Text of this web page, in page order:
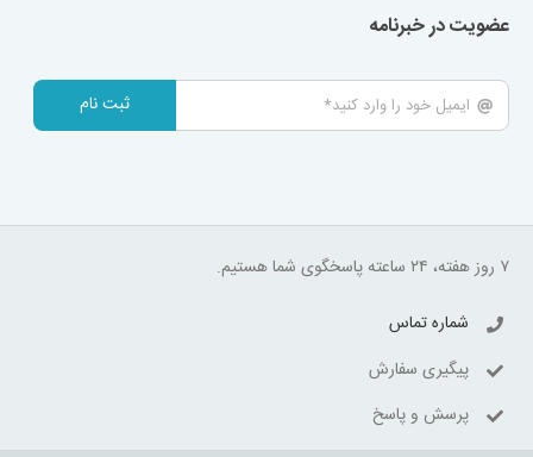
عضویت در خبرنامه
ثبت نام
۷ روز هفته، ۲۴ ساعته پاسخگوی شما هستیم.
شماره تماس
پیگیری سفارش
پرسش و پاسخ